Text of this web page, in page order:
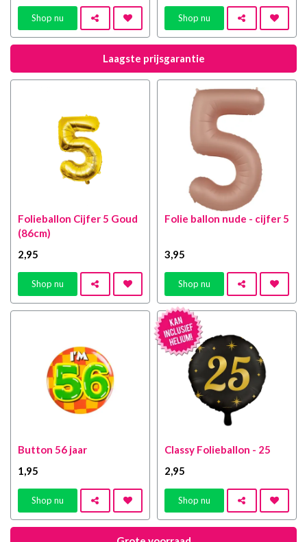
Shop nu Shop nu
Laagste prijsgarantie
Folieballon Cijfer 5 Goud
(86cm)
2 ,95
Shop nu
Folie ballon nude - cijfer 5
3 ,95
Shop nu
Button 56 jaar
1 ,95
Shop nu
Classy Folieballon - 25
2 ,95
Shop nu